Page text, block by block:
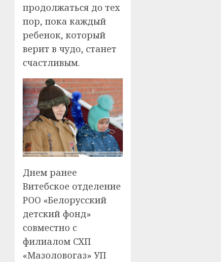
продолжаться до тех
пор, пока каждый
ребенок, который
верит в чудо, станет
счастливым.
Днем ранее
Витебское отделение
РОО «Белорусский
детский фонд»
совместно с
филиалом СХП
«Мазоловогаз» УП